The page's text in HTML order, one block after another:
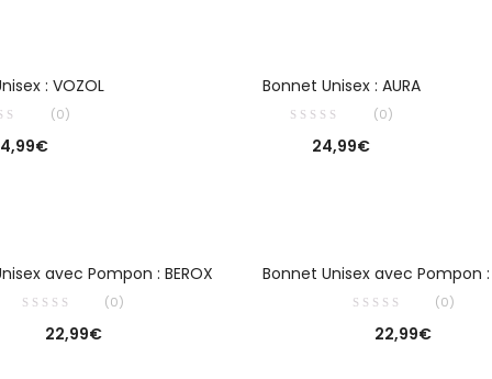
: VOZOL
(0)
€
Bonnet Unisex : AURA
(0)
24,99€
avec Pompon : BEROX
(0)
22,99€
Bonnet Unisex avec Pompon :
(0)
22,99€